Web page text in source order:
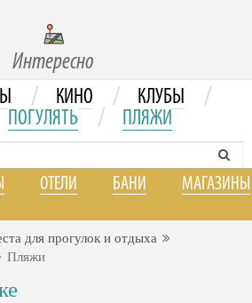
Интересно
/ КИНО / КЛУБЫ /
ПОГУЛЯТЬ / ПЛЯЖИ
ОТЕЛИ БАНИ МАГАЗИНЫ
для прогулок и отдыха
Пляжи